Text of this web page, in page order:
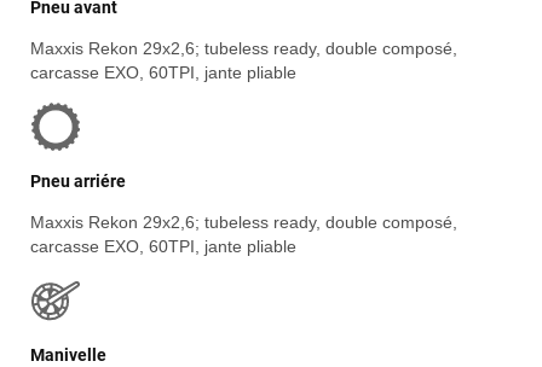
Pneu avant
Maxxis Rekon 29x2,6; tubeless ready, double composé,
carcasse EXO, 60TPI, jante pliable
Pneu arriére
Maxxis Rekon 29x2,6; tubeless ready, double composé,
carcasse EXO, 60TPI, jante pliable
Manivelle